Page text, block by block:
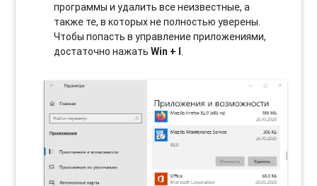
программы и удалить все неизвестные, а
также те, в которых не полностью уверены.
Чтобы попасть в управление приложениями,
достаточно нажатьWin + I.